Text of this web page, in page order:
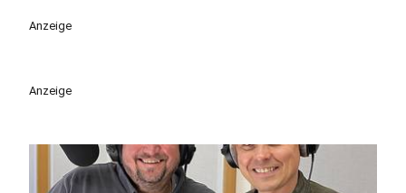
Anzeige
Anzeige